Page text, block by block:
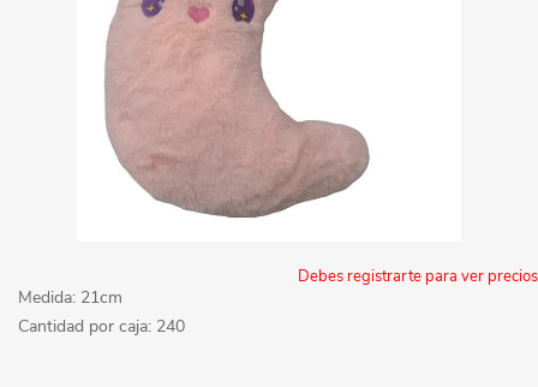
Debes registrarte para ver precios
Medida: 21cm
Cantidad por caja: 240